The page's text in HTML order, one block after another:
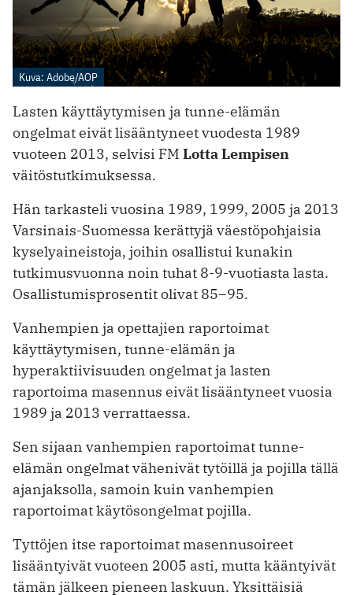
Kuva: Adobe/AOP
Lasten käyttäytymisen ja tunne-elämän
ongelmat eivät lisääntyneet vuodesta 1989
vuoteen 2013, selvisi FM Lotta Lempisen
väitöstutkimuksessa.
Hän tarkasteli vuosina 1989, 1999, 2005 ja 2013
Varsinais-Suomessa kerättyjä väestöpohjaisia
kyselyaineistoja, joihin osallistui kunakin
tutkimusvuonna noin tuhat 8-9-vuotiasta lasta.
Osallistumisprosentit olivat 85–95.
Vanhempien ja opettajien raportoimat
käyttäytymisen, tunne-elämän ja
hyperaktiivisuuden ongelmat ja lasten
raportoima masennus eivät lisääntyneet vuosia
1989 ja 2013 verrattaessa.
Sen sijaan vanhempien raportoimat tunne-
elämän ongelmat vähenivät tytöillä ja pojilla tällä
ajanjaksolla, samoin kuin vanhempien
raportoimat käytösongelmat pojilla.
Tyttöjen itse raportoimat masennusoireet
lisääntyivät vuoteen 2005 asti, mutta kääntyivät
tämän jälkeen pieneen laskuun. Yksittäisiä